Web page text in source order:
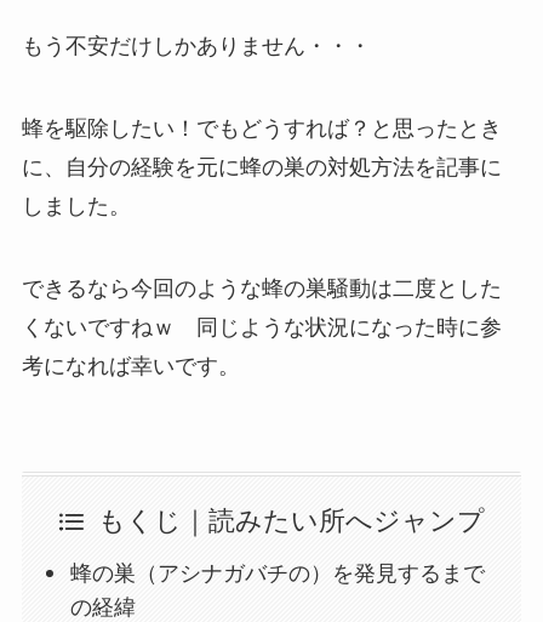
もう不安だけしかありません・・・
蜂を駆除したい！でもどうすれば？と思ったとき
に、自分の経験を元に蜂の巣の対処方法を記事に
しました。
できるなら今回のような蜂の巣騒動は二度とした
くないですねｗ 同じような状況になった時に参
考になれば幸いです。
もくじ｜読みたい所へジャンプ
蜂の巣（アシナガバチの）を発見するまで
の経緯